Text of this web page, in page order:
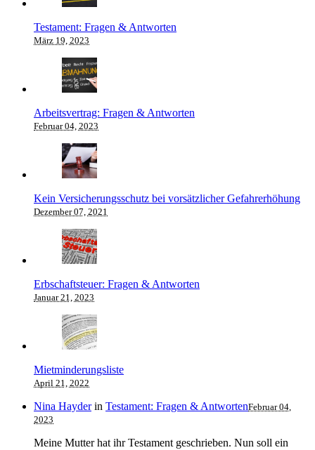
Testament: Fragen & Antworten
März 19, 2023
Arbeitsvertrag: Fragen & Antworten
Februar 04, 2023
Kein Versicherungsschutz bei vorsätzlicher Gefahrerhöhung
Dezember 07, 2021
Erbschaftsteuer: Fragen & Antworten
Januar 21, 2023
Mietminderungsliste
April 21, 2022
Nina Hayder in Testament: Fragen & AntwortenFebruar 04,
2023
Meine Mutter hat ihr Testament geschrieben. Nun soll ein